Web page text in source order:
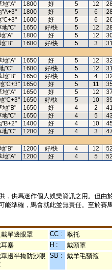
地"A" 1800 好 5 12
"A+3" 1800 好 5 6
"C+3" 1600 好 5 6
地"C" 1650 好/快 5 12
"A" 1800 好 5 12
"B" 1600 好/快 5 3
地"A" 1650 好 5 12
"C" 1600 好/快 5 12
地"B" 1650 好/快 5 4
"C+3" 1650 好 5 11
地"A" 1650 好 5 12
"C+3" 1650 好/快 5 10
地"B" 1650 好 4 2
地"C" 1650 好 4 5
"B+2" 1400 好 4 10
地"C" 1200 好 4 3
"B" 1200 好/快 4 12
地"A" 1200 好 4 5
，供馬迷作個人娛樂資訊之用。但
能準確，馬會就此並無責任。至於賽
戴單邊眼罩 CC :
喉托
塞 H :
戴頭罩
邊半掩防沙眼 SB : 戴羊毛額箍